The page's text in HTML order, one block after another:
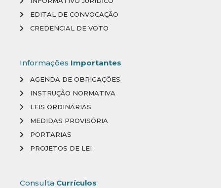
EDITAL DE CONVOCAÇÃO
CREDENCIAL DE VOTO
Informações Importantes
AGENDA DE OBRIGAÇÕES
INSTRUÇÃO NORMATIVA
LEIS ORDINÁRIAS
MEDIDAS PROVISÓRIA
PORTARIAS
PROJETOS DE LEI
Consulta Currículos